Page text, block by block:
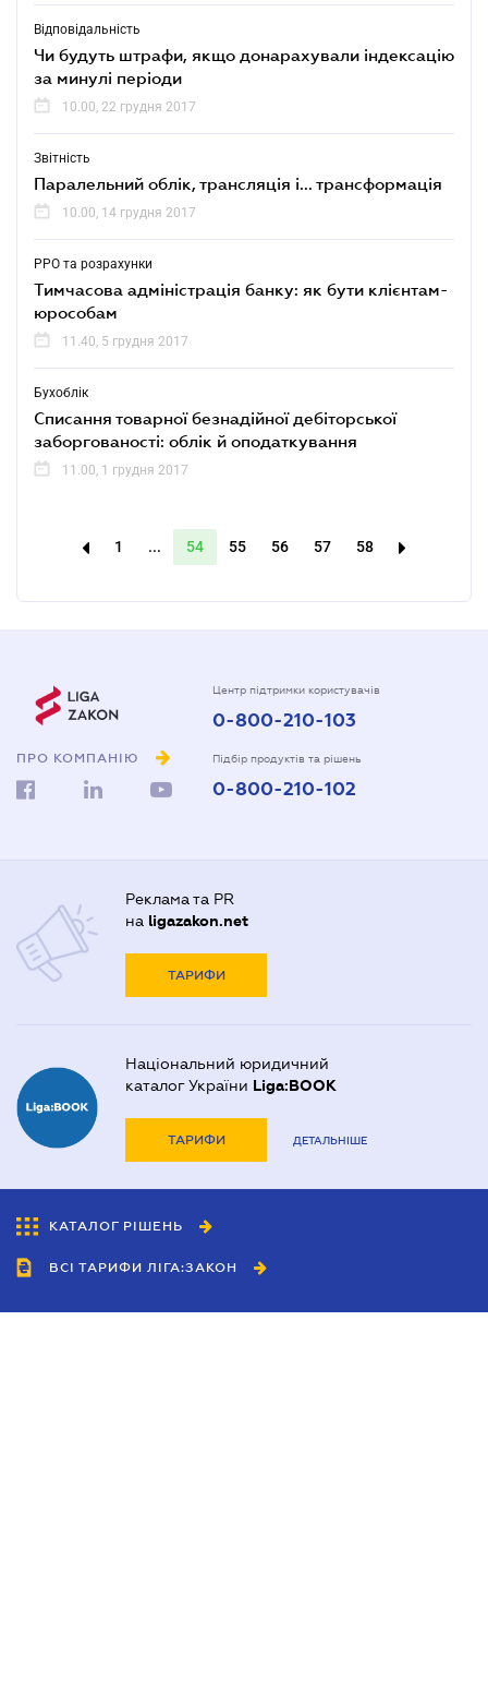
Відповідальність
Чи будуть штрафи, якщо донарахували індексацію
за минулі періоди
10.00, 22 грудня 2017
Звітність
Паралельний облік, трансляція і... трансформація
10.00, 14 грудня 2017
РРО та розрахунки
Тимчасова адміністрація банку: як бути клієнтам-
юрособам
11.40, 5 грудня 2017
Бухоблік
Списання товарної безнадійної дебіторської
заборгованості: облік й оподаткування
11.00, 1 грудня 2017
1 ... 54 55 56 57 58
ПРО КОМПАНІЮ
Центр підтримки користувачів
0-800-210-103
Підбір продуктів та рішень
0-800-210-102
Реклама та PR
на ligazakon.net
ТАРИФИ
Національний юридичний
каталог України Liga:BOOK
ТАРИФИ ДЕТАЛЬНІШЕ
КАТАЛОГ РІШЕНЬ
ВСІ ТАРИФИ ЛІГА:ЗАКОН